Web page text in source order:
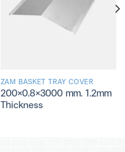
ZAM BASKET TRAY COVER
200×0.8×3000 mm. 1.2mm
Thickness